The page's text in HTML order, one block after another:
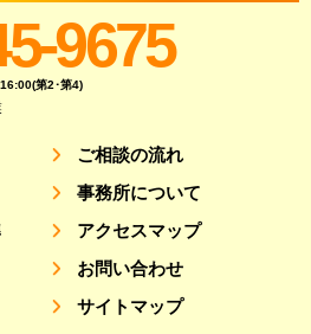
9675
第2･第4)
ご相談の流れ
事務所について
アクセスマップ
お問い合わせ
サイトマップ